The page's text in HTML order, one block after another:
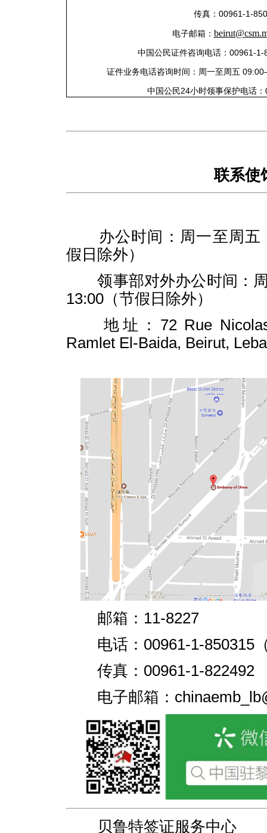
传真： 00961-1-
电子邮箱：
中国公民证件咨询电话： 00961-1-
证件业务电话咨询时间：周一至周五
中国公民24小时领事保护电话：
联系使
办公时间：周一至周
假日除外）
领事部对外办公时间：
13:00（节假日除外）
地址：72 Rue
Ramlet El-Baida, Beirut,
邮箱：11-8227
电话：00961-1-850315
传真：00961-1-822492
电子邮箱：
贝鲁特签证服务中心